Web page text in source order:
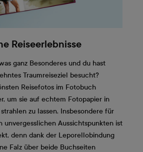
Reiseerlebnisse
ganz Besonderes und du hast
Traumreiseziel besucht?
Reisefotos im Fotobuch
um sie auf echtem Fotopapier in
zu lassen. Insbesondere für
unvergesslichen Aussichtspunkten ist
denn dank der Leporellobindung
Falz über beide Buchseiten